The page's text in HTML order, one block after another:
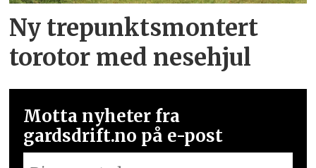
Ny trepunkts­montert
torotor med nesehjul
Motta nyheter fra
gardsdrift.no på e-post